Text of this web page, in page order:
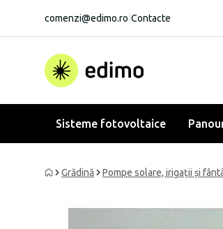
comenzi@edimo.ro Contacte
Sisteme fotovoltaice
Grădină Pompe solare, irigații și